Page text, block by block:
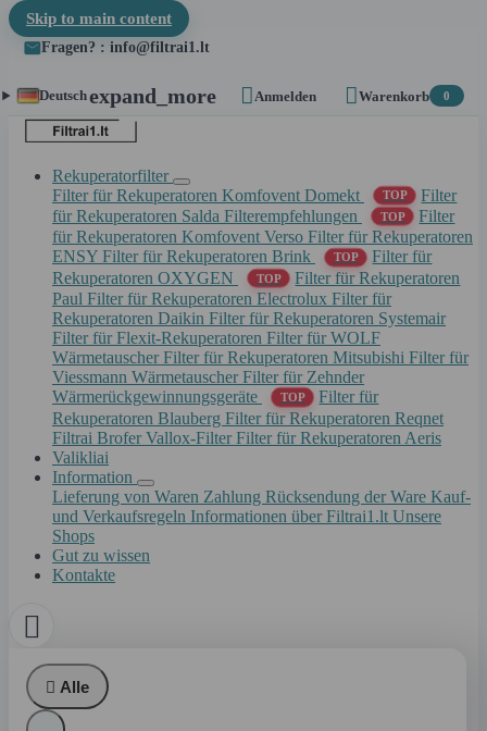
Skip to main content
Fragen? : info@filtrai1.lt
Deutschexpand_more  Anmelden Warenkorb 0
Rekuperatorfilter
Filter für Rekuperatoren Komfovent Domekt
TOP
Filter
für Rekuperatoren Salda Filterempfehlungen TOP
Filter
für Rekuperatoren Komfovent Verso Filter für Rekuperatoren
ENSY Filter für Rekuperatoren Brink TOP
Filter für
Rekuperatoren OXYGEN
TOP
Filter für Rekuperatoren
Paul Filter für Rekuperatoren Electrolux Filter für
Rekuperatoren Daikin Filter für Rekuperatoren Systemair
Filter für Flexit-Rekuperatoren Filter für WOLF
Wärmetauscher Filter für Rekuperatoren Mitsubishi Filter für
Viessmann Wärmetauscher Filter für Zehnder
Wärmerückgewinnungsgeräte
TOP
Filter für
Rekuperatoren Blauberg Filter für Rekuperatoren Reqnet
Filtrai Brofer Vallox-Filter Filter für Rekuperatoren Aeris
Valikliai
Information
Lieferung von Waren Zahlung Rücksendung der Ware Kauf-
und Verkaufsregeln Informationen über Filtrai1.lt Unsere
Shops
Gut zu wissen
Kontakte

 Alle